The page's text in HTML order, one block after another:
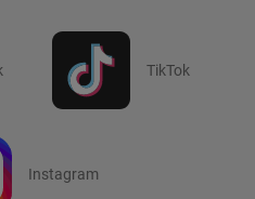
TikTok
Instagram